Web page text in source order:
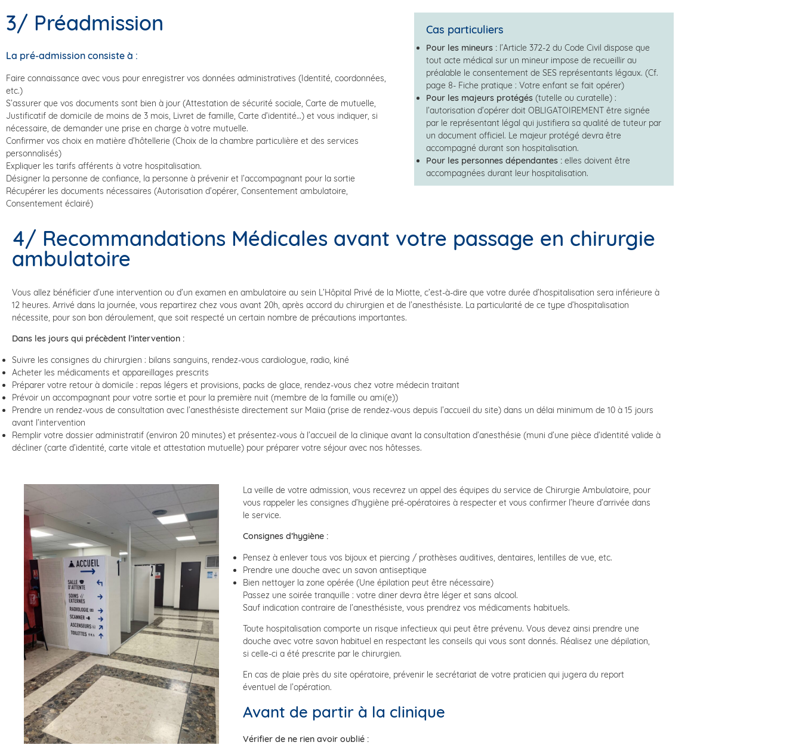
3/ Préadmission
La pré-admission consiste à :
Faire connaissance avec vous pour enregistrer vos données administratives (Identité, coordonnées,
etc.)
S’assurer que vos documents sont bien à jour (Attestation de sécurité sociale, Carte de mutuelle,
Justificatif de domicile de moins de 3 mois, Livret de famille, Carte d’identité…) et vous indiquer, si
nécessaire, de demander une prise en charge à votre mutuelle.
Confirmer vos choix en matière d’hôtellerie (Choix de la chambre particulière et des services
personnalisés)
Expliquer les tarifs afférents à votre hospitalisation.
Désigner la personne de confiance, la personne à prévenir et l’accompagnant pour la sortie
Récupérer les documents nécessaires (Autorisation d’opérer, Consentement ambulatoire,
Consentement éclairé)
Cas particuliers
Pour les mineurs : l’Article 372-2 du Code Civil dispose que
tout acte médical sur un mineur impose de recueillir au
préalable le consentement de SES représentants légaux. (Cf.
page 8- Fiche pratique : Votre enfant se fait opérer)
Pour les majeurs protégés (tutelle ou curatelle) :
l’autorisation d’opérer doit OBLIGATOIREMENT être signée
par le représentant légal qui justifiera sa qualité de tuteur par
un document officiel. Le majeur protégé devra être
accompagné durant son hospitalisation.
Pour les personnes dépendantes : elles doivent être
accompagnées durant leur hospitalisation.
4/ Recommandations Médicales avant votre passage en chirurgie
ambulatoire
Vous allez bénéficier d’une intervention ou d’un examen en ambulatoire au sein L’Hôpital Privé de la Miotte, c’est-à-dire que votre durée d’hospitalisation sera inférieure à
12 heures. Arrivé dans la journée, vous repartirez chez vous avant 20h, après accord du chirurgien et de l’anesthésiste. La particularité de ce type d’hospitalisation
nécessite, pour son bon déroulement, que soit respecté un certain nombre de précautions importantes.
Dans les jours qui précèdent l’intervention :
Suivre les consignes du chirurgien : bilans sanguins, rendez-vous cardiologue, radio, kiné
Acheter les médicaments et appareillages prescrits
Préparer votre retour à domicile : repas légers et provisions, packs de glace, rendez-vous chez votre médecin traitant
Prévoir un accompagnant pour votre sortie et pour la première nuit (membre de la famille ou ami(e))
Prendre un rendez-vous de consultation avec l’anesthésiste directement sur Maiia (prise de rendez-vous depuis l’accueil du site) dans un délai minimum de 10 à 15 jours
avant l’intervention
Remplir votre dossier administratif (environ 20 minutes) et présentez-vous à l’accueil de la clinique avant la consultation d’anesthésie (muni d’une pièce d’identité valide à
décliner (carte d’identité, carte vitale et attestation mutuelle) pour préparer votre séjour avec nos hôtesses.
La veille de votre admission, vous recevrez un appel des équipes du service de Chirurgie Ambulatoire, pour
vous rappeler les consignes d’hygiène pré-opératoires à respecter et vous confirmer l’heure d’arrivée dans
le service.
Consignes d’hygiène :
Pensez à enlever tous vos bijoux et piercing / prothèses auditives, dentaires, lentilles de vue, etc.
Prendre une douche avec un savon antiseptique
Bien nettoyer la zone opérée (Une épilation peut être nécessaire)
Passez une soirée tranquille : votre diner devra être léger et sans alcool.
Sauf indication contraire de l’anesthésiste, vous prendrez vos médicaments habituels.
Toute hospitalisation comporte un risque infectieux qui peut être prévenu. Vous devez ainsi prendre une
douche avec votre savon habituel en respectant les conseils qui vous sont donnés. Réalisez une dépilation,
si celle-ci a été prescrite par le chirurgien.
En cas de plaie près du site opératoire, prévenir le secrétariat de votre praticien qui jugera du report
éventuel de l’opération.
Avant de partir à la clinique
Vérifier de ne rien avoir oublié :